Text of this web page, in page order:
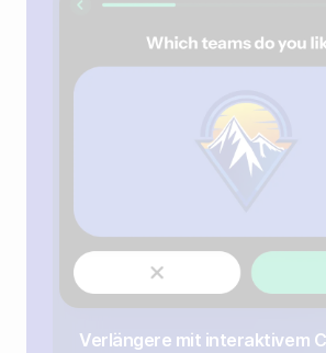
Verlängere mit interaktivem